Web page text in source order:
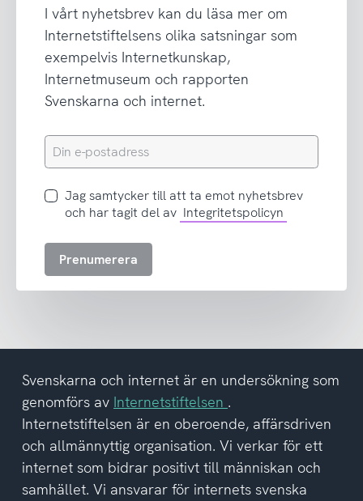
I vårt nyhetsbrev kan du läsa mer om
Internetstiftelsens olika satsningar som
exempelvis Internetkunskap,
Internetmuseum och rapporten
Svenskarna och internet.
Din
e-
Jag
samtycker
att
del
av
integritetspolicyn
Jag samtycker till att ta emot nyhetsbrev
och har tagit del av Integritetspolicyn
Prenumerera
Svenskarna och internet är en undersökning som
genomförs av Internetstiftelsen .
Internetstiftelsen är en oberoende, affärsdriven
och allmännyttig organisation. Vi verkar för ett
internet som bidrar positivt till människan och
samhället. Vi ansvarar för internets svenska